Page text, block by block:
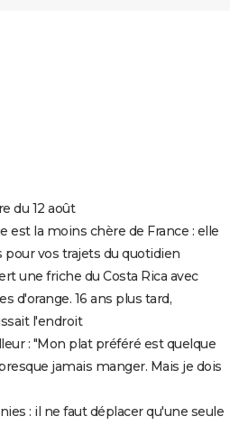
du 12 août
est la moins chère de France : elle
pour vos trajets du quotidien
une friche du Costa Rica avec
d'orange. 16 ans plus tard,
l'endroit
: "Mon plat préféré est quelque
jamais manger. Mais je dois
: il ne faut déplacer qu'une seule